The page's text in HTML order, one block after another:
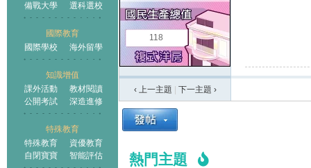
備戰大學
選科選校
國際教育
國際學校
海外留學
知識增值
課外活動
教材閱讀
公開考試
深造進修
特殊教育
特殊教育
資優教育
自閉寶寶
智能評估
118
‹ 上一主題 下一主題 ›
熱門主題